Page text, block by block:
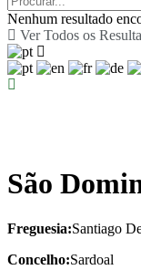
Nenhum resultado
Ver Todos os
São
Freguesia:Santiago
Concelho:Sardoal